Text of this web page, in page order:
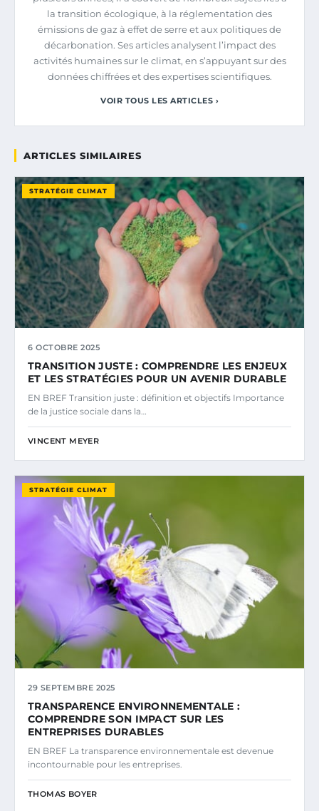
la transition écologique, à la réglementation des
émissions de gaz à effet de serre et aux politiques de
décarbonation. Ses articles analysent l’impact des
activités humaines sur le climat, en s’appuyant sur des
données chiffrées et des expertises scientifiques.
VOIR TOUS LES ARTICLES ›
ARTICLES SIMILAIRES
STRATÉGIE CLIMAT
6 OCTOBRE 2025
TRANSITION JUSTE : COMPRENDRE LES ENJEUX
ET LES STRATÉGIES POUR UN AVENIR DURABLE
EN BREF Transition juste : définition et objectifs Importance
de la justice sociale dans la…
VINCENT MEYER
STRATÉGIE CLIMAT
29 SEPTEMBRE 2025
TRANSPARENCE ENVIRONNEMENTALE :
COMPRENDRE SON IMPACT SUR LES
ENTREPRISES DURABLES
EN BREF La transparence environnementale est devenue
incontournable pour les entreprises.
THOMAS BOYER